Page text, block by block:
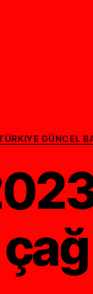
Categories
GÜNCEL